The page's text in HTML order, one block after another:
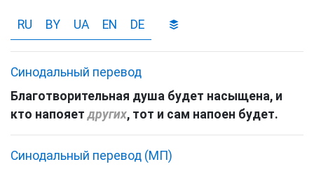
RU BY UA EN DE
Синодальный перевод
Благотворительная душа будет насыщена, и
кто напояет других, тот и сам напоен будет.
Синодальный перевод (МП)